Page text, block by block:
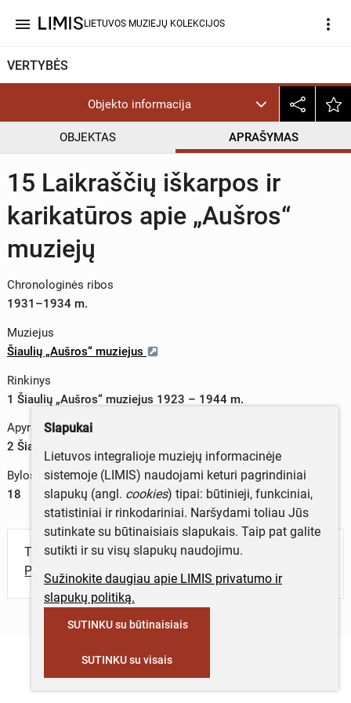
menu LIETUVOS MUZIEJŲ KOLEKCIJOS more_vert
VERTYBĖS
Objekto informacija
OBJEKTAS APRAŠYMAS
15 Laikraščių iškarpos ir
karikatūros apie „Aušros“
muziejų
Chronologinės ribos
1931–1934 m.
Muziejus
Šiaulių „Aušros“ muziejus
Rinkinys
1 Šiaulių „Aušros“ muziejus 1923 – 1944 m.
Apyrašas
2 Šiaulių „Aušros" muziejaus administravimo dokumentacija
Bylos apimtis
18
Turite daugiau informacijos apie objektą?
Parašykite mums!
Slapukai
Lietuvos integralioje muziejų informacinėje
sistemoje (LIMIS) naudojami keturi pagrindiniai
slapukų (angl. cookies) tipai: būtinieji, funkciniai,
statistiniai ir rinkodariniai. Naršydami toliau Jūs
sutinkate su būtinaisiais slapukais. Taip pat galite
sutikti ir su visų slapukų naudojimu.
Sužinokite daugiau apie LIMIS privatumo ir
slapukų politiką.
SUTINKU su būtinaisiais
SUTINKU su visais